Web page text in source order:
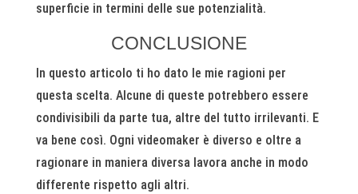
superficie in termini delle sue potenzialità.
CONCLUSIONE
In questo articolo ti ho dato le mie ragioni per
questa scelta. Alcune di queste potrebbero essere
condivisibili da parte tua, altre del tutto irrilevanti. E
va bene così. Ogni videomaker è diverso e oltre a
ragionare in maniera diversa lavora anche in modo
differente rispetto agli altri.